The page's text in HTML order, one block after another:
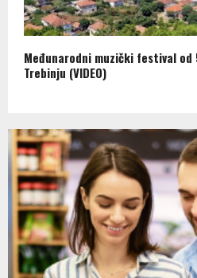
Međunarodni muzički festival od
Trebinju (VIDEO)